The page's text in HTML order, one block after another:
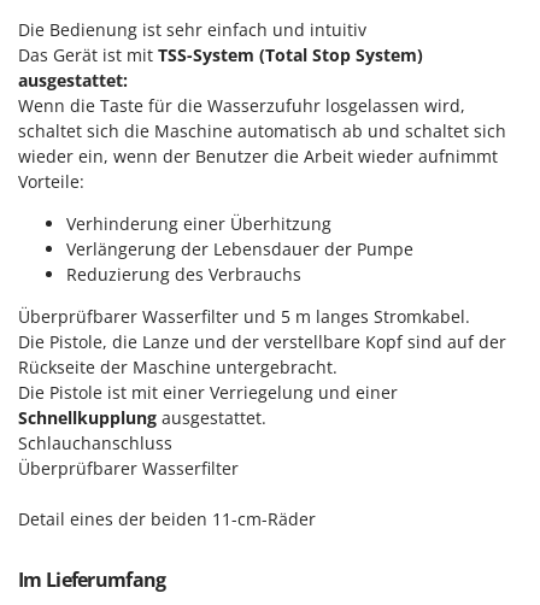
W
Wasserpumpen
Wasserpumpen für Traktoren
Wein- und Obstpressen
Wein- und Ölschichtenfilter
Weitere Produkte
Wiesenwalzen für Traktor
Wippsägen
Wurstfüller
Z
Zerstäuber
Zinkeneggen
Zubehör für Rasentraktoren
KitchenAid
Komo
L
Laica
Lampacrescia - MGM
Landxcape
LAR Casalinghi
Lavor
Linea VZ
Lisam
Lotusgrill
M
M.A.I.BO.
Macom
Macte Ovens
MAMMAMIA
Die Bedienung ist sehr einfach und intuitiv
Das Gerät ist mit TSS-System (Total Stop System)
ausgestattet:
Wenn die Taste für die Wasserzufuhr losgelassen wird,
schaltet sich die Maschine automatisch ab und schaltet sich
wieder ein, wenn der Benutzer die Arbeit wieder aufnimmt
Vorteile:
Verhinderung einer Überhitzung
Verlängerung der Lebensdauer der Pumpe
Reduzierung des Verbrauchs
Überprüfbarer Wasserfilter und 5 m langes Stromkabel.
Die Pistole, die Lanze und der verstellbare Kopf sind auf der
Rückseite der Maschine untergebracht.
Die Pistole ist mit einer Verriegelung und einer
Schnellkupplung ausgestattet.
Schlauchanschluss
Überprüfbarer Wasserfilter
Detail eines der beiden 11-cm-Räder
Im Lieferumfang